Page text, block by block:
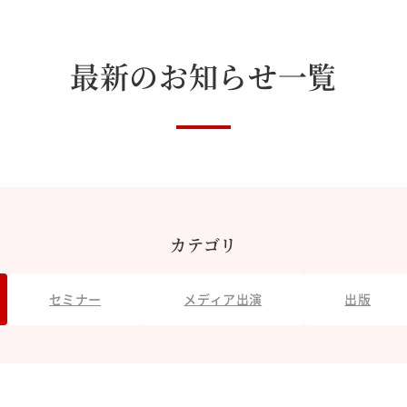
最新のお知らせ一覧
カテゴリ
セミナー メディア出演 出版